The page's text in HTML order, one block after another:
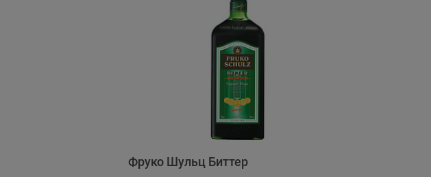
Фруко Шульц Биттер